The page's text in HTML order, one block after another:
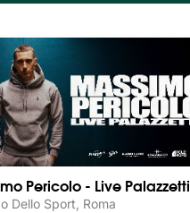
Pericolo - Live Palazzetti
Dello Sport, Roma